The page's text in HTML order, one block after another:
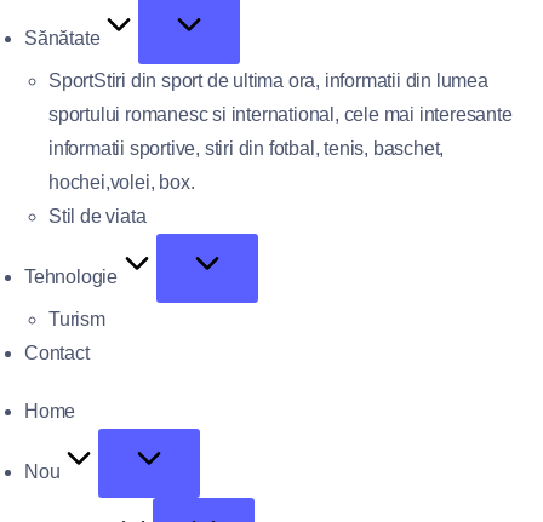
Sănătate
SportStiri din sport de ultima ora, informatii din lumea
sportului romanesc si international, cele mai interesante
informatii sportive, stiri din fotbal, tenis, baschet,
hochei,volei, box.
Stil de viata
Tehnologie
Turism
Contact
Home
Nou